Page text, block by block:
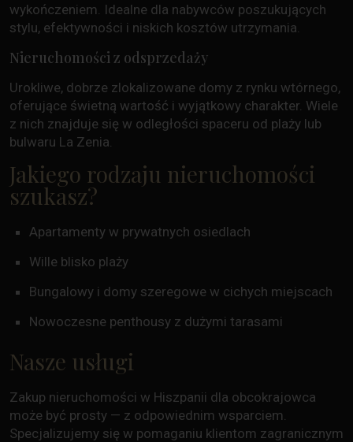
wykończeniem. Idealne dla nabywców poszukujących
stylu, efektywności i niskich kosztów utrzymania.
Nieruchomości z odsprzedaży
Urokliwe, dobrze zlokalizowane domy z rynku wtórnego,
oferujące świetną wartość i wyjątkowy charakter. Wiele
z nich znajduje się w odległości spaceru od plaży lub
bulwaru La Zenia.
Jakiego rodzaju nieruchomości
szukasz?
Apartamenty w prywatnych osiedlach
Wille blisko plaży
Bungalowy i domy szeregowe w cichych miejscach
Nowoczesne penthousy z dużymi tarasami
Nasze usługi
Zakup nieruchomości w Hiszpanii dla obcokrajowca
może być prosty — z odpowiednim wsparciem.
Specjalizujemy się w pomaganiu klientom zagranicznym